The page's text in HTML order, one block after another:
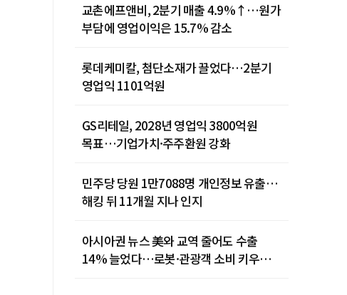
교촌에프앤비, 2분기 매출 4.9%↑…원가
부담에 영업이익은 15.7% 감소
롯데케미칼, 첨단소재가 끌었다…2분기
영업익 1101억원
GS리테일, 2028년 영업익 3800억원
목표…기업가치·주주환원 강화
민주당 당원 1만7088명 개인정보 유출…
해킹 뒤 11개월 지나 인지
아시아권 뉴스 美와 교역 줄어도 수출
14% 늘었다…로봇·관광객 소비 키우는